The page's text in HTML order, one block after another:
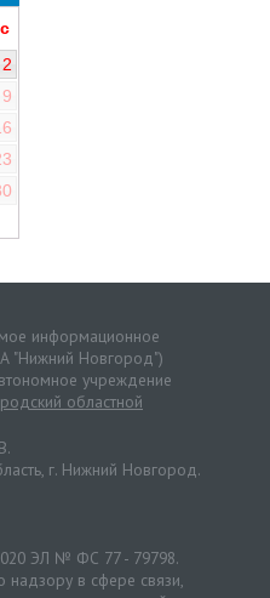
2
9
информационное
"Нижний Новгород")
учреждение
областной
г. Нижний Новгород.
ЭЛ № ФС 77 - 79798.
в сфере связи,